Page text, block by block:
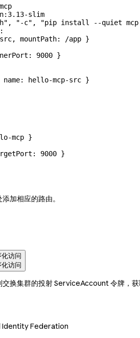
slim
"-c", "pip install --quiet
mountPath: /app }
9000 }
name: hello-mcp-src }
mcp }
9000 }
加相应的路由。
访问
访问
换集群的投射 ServiceAccount 令牌，
Identity Federation